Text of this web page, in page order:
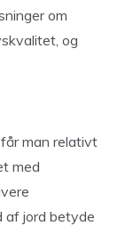
om
og
man relativt
med
af jord betyde